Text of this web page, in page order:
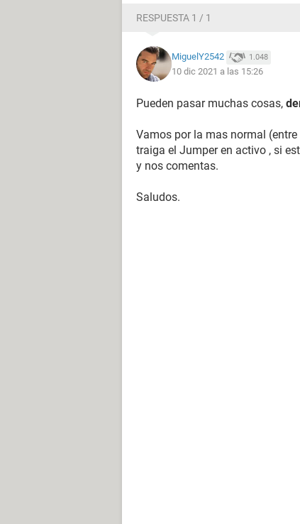
RESPUESTA 1 / 1
MiguelY2542 1.048
10 dic 2021 a las 15:26
Pueden pasar muchas cosas,
Vamos por la mas normal
traiga el Jumper en activo , si
y nos comentas.
Saludos.